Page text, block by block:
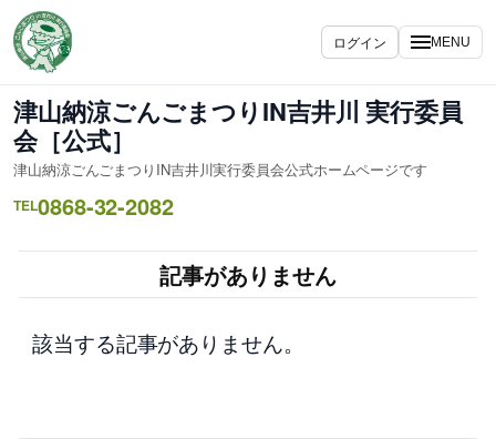
容
を
ス
キ
ッ
プ
ログイン MENU
津山納涼ごんごまつりIN吉井川 実行委員
会［公式］
津山納涼ごんごまつりIN吉井川実行委員会公式ホームページです
TEL0868-32-2082
記事がありません
該当する記事がありません。